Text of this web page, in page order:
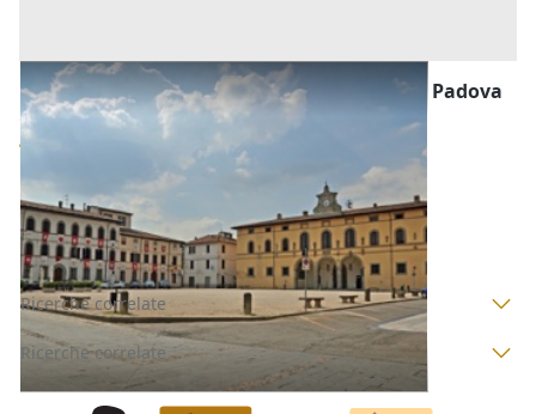
Edifici a Destinazione Particolare all'asta a Padova
(Padova)
Offerta minima
42.000 € 56.000 €
Codice asta:AJ7287978
Asta chiusa
Ricerche correlate
Ricerche correlate